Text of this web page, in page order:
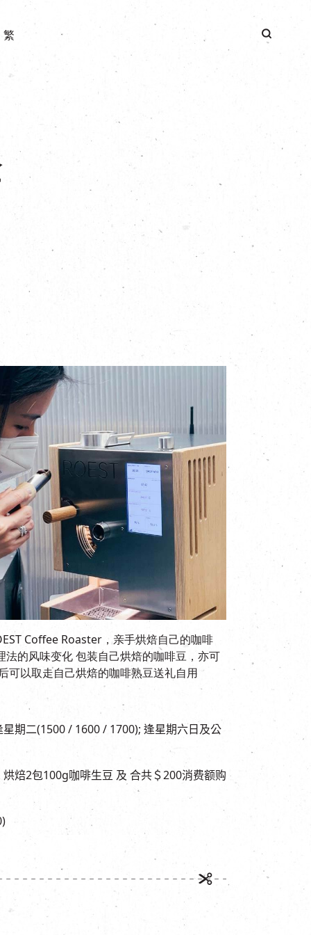
繁
Coffee Roaster，亲手烘焙自己的咖啡
的风味变化 包装自己烘焙的咖啡豆，亦可
可以取走自己烘焙的咖啡熟豆送礼自用
星期二(1500 / 1600 / 1700); 逢星期六日及公
烘焙2包100g咖啡生豆 及 合共＄200消费额购